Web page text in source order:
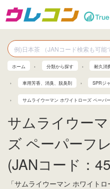
ホーム 分類から探す 耐久消
車用芳香、消臭、脱臭剤 SPRジ
サムライウーマン ホワイトローズ ペーパ
サムライウー
ズ ペーパーフ
(JANコード：
「サムライウーマン ホワイト